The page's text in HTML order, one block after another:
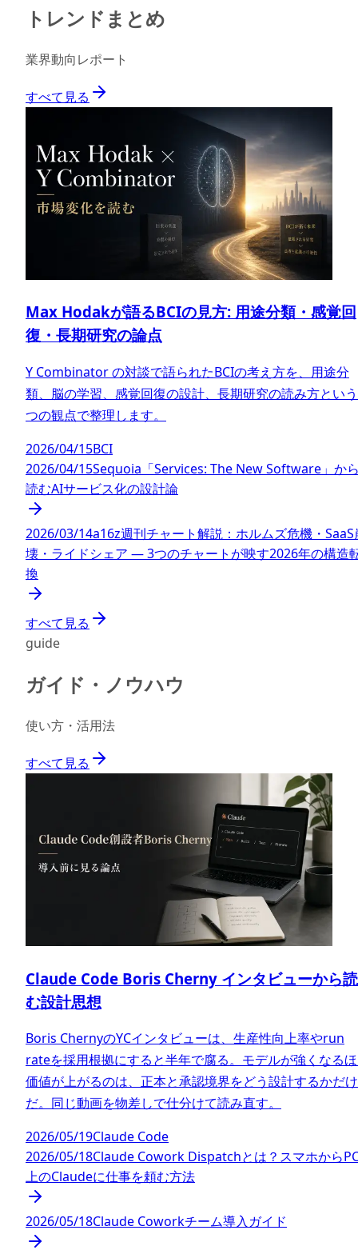
トレンドまとめ
業界動向レポート
すべて見る
Max Hodakが語るBCIの見方: 用途分類・感覚回
復・長期研究の論点
Y Combinator の対談で語られたBCIの考え方を、用途分
類、脳の学習、感覚回復の設計、長期研究の読み方とい
つの観点で整理します。
2026/04/15BCI
2026/04/15Sequoia「Services: The New Software」か
読むAIサービス化の設計論
2026/03/14a16z週刊チャート解説：ホルムズ危機・SaaS
壊・ライドシェア — 3つのチャートが映す2026年の構造
換
すべて見る
guide
ガイド・ノウハウ
使い方・活用法
すべて見る
Claude Code Boris Cherny インタビューから読
む設計思想
Boris ChernyのYCインタビューは、生産性向上率やrun
rateを採用根拠にすると半年で腐る。モデルが強くなる
価値が上がるのは、正本と承認境界をどう設計するかだけ
だ。同じ動画を物差しで仕分けて読み直す。
2026/05/19Claude Code
2026/05/18Claude Cowork Dispatchとは？スマホから
上のClaudeに仕事を頼む方法
2026/05/18Claude Coworkチーム導入ガイド